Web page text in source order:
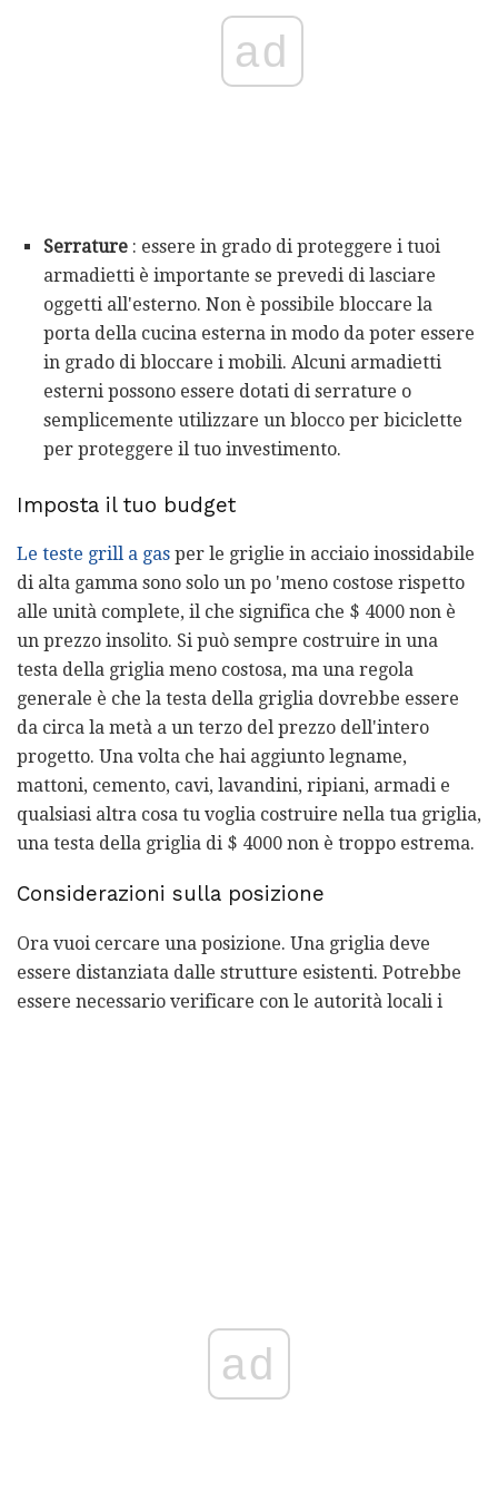
ad
Serrature : essere in grado di proteggere i tuoi
armadietti è importante se prevedi di lasciare
oggetti all'esterno. Non è possibile bloccare la
porta della cucina esterna in modo da poter essere
in grado di bloccare i mobili. Alcuni armadietti
esterni possono essere dotati di serrature o
semplicemente utilizzare un blocco per biciclette
per proteggere il tuo investimento.
Imposta il tuo budget
Le teste grill a gas per le griglie in acciaio inossidabile
di alta gamma sono solo un po 'meno costose rispetto
alle unità complete, il che significa che $ 4000 non è
un prezzo insolito. Si può sempre costruire in una
testa della griglia meno costosa, ma una regola
generale è che la testa della griglia dovrebbe essere
da circa la metà a un terzo del prezzo dell'intero
progetto. Una volta che hai aggiunto legname,
mattoni, cemento, cavi, lavandini, ripiani, armadi e
qualsiasi altra cosa tu voglia costruire nella tua griglia,
una testa della griglia di $ 4000 non è troppo estrema.
Considerazioni sulla posizione
Ora vuoi cercare una posizione. Una griglia deve
essere distanziata dalle strutture esistenti. Potrebbe
essere necessario verificare con le autorità locali i
ad